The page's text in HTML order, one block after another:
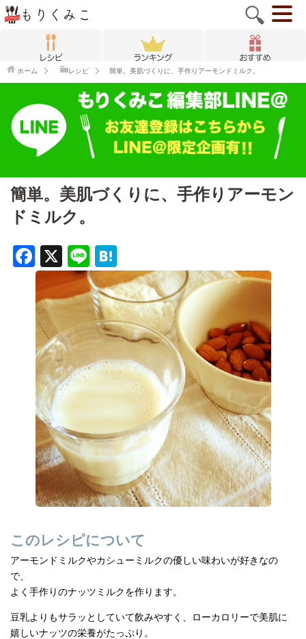
ホーム レシピ 簡単。美肌づくりに、手作りアーモンドミルク。
簡単。美肌づくりに、手作りアーモン
ドミルク。
F
a
c
e
b
o
o
k
X
Li
n
e
at
e
n
a
このレシピについて
アーモンドミルクやカシューミルクの優しい味わいが好きなの
で、
よく手作りのナッツミルクを作ります。
豆乳よりもサラッとしていて飲みやすく、ローカロリーで美肌に
嬉しいナッツの栄養がたっぷり。